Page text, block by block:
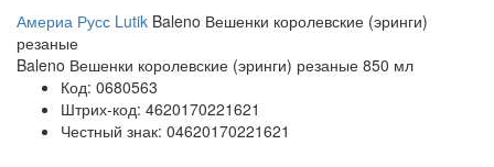
Америа Русс Lutik Baleno Вешенки королевские (эринги)
резаные
Baleno Вешенки королевские (эринги) резаные 850 мл
Код: 0680563
Штрих-код: 4620170221621
Честный знак: 04620170221621